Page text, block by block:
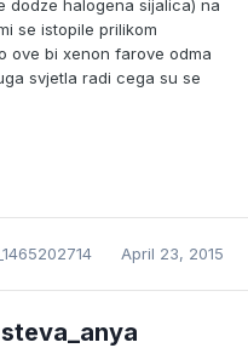
dodze halogena sijalica) na
se istopile prilikom
ove bi xenon farove odma
svjetla radi cega su se
April 23, 2015
steva_anya